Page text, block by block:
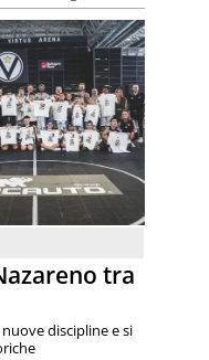
tra
discipline e si